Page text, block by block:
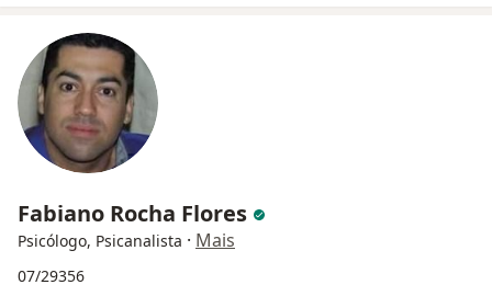
Fabiano Rocha Flores
Psicólogo, Psicanalista · Mais
07/29356